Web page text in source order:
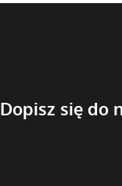
Dopisz się do